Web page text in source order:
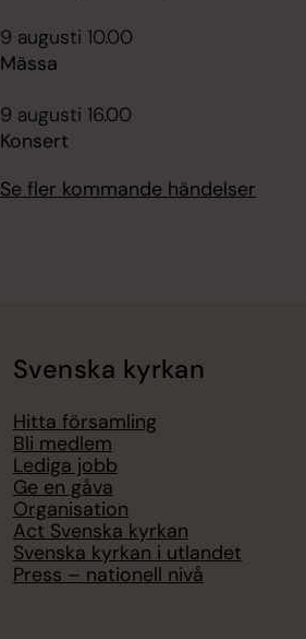
9 augusti 10.00
Mässa
9 augusti 16.00
Konsert
Se fler kommande händelser
Svenska kyrkan
Hitta församling
Bli medlem
Lediga jobb
Ge en gåva
Organisation
Act Svenska kyrkan
Svenska kyrkan i utlandet
Press – nationell nivå